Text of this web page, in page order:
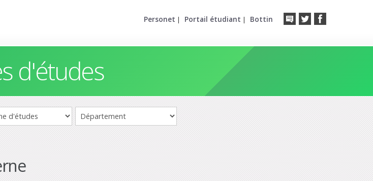
Personet | Portail étudiant | Bottin
d'études